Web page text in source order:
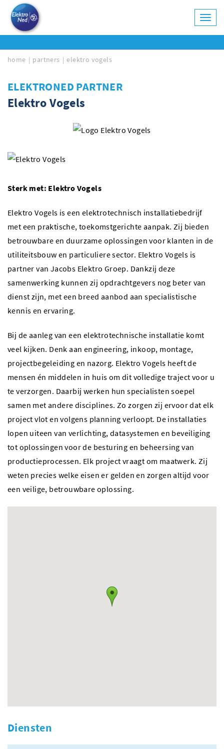
home partners elektro vogels
ELEKTRONED PARTNER
Elektro Vogels
Sterk met: Elektro Vogels
Elektro Vogels is een elektrotechnisch installatiebedrijf
met een praktische, toekomstgerichte aanpak. Zij bieden
betrouwbare en duurzame oplossingen voor klanten in de
utiliteitsbouw en particuliere sector. Elektro Vogels is
partner van Jacobs Elektro Groep. Dankzij deze
samenwerking kunnen zij opdrachtgevers nog beter van
dienst zijn, met een breed aanbod aan specialistische
kennis en ervaring.
Bij de aanleg van een elektrotechnische installatie komt
veel kijken. Denk aan engineering, inkoop, montage,
projectbegeleiding en nazorg. Elektro Vogels heeft de
mensen én middelen in huis om dit volledige traject voor u
te verzorgen. Daarbij werken hun specialisten soepel
samen met andere disciplines. Zo zorgen zij ervoor dat elk
project vlot en volgens planning verloopt. De installaties
lopen uiteen van verlichting, datasystemen en beveiliging
tot oplossingen voor de besturing en beheersing van
productieprocessen. Elk project vraagt om maatwerk. Zij
weten precies welke eisen er gelden en zorgen altijd voor
een veilige, betrouwbare oplossing.
Diensten